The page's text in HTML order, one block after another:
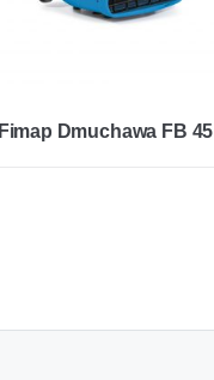
Fimap Dmuchawa FB 45